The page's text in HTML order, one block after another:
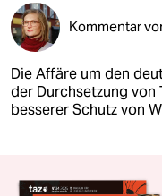
Kommentar
Die Affäre um den
der Durchsetzung von
besserer Schutz von